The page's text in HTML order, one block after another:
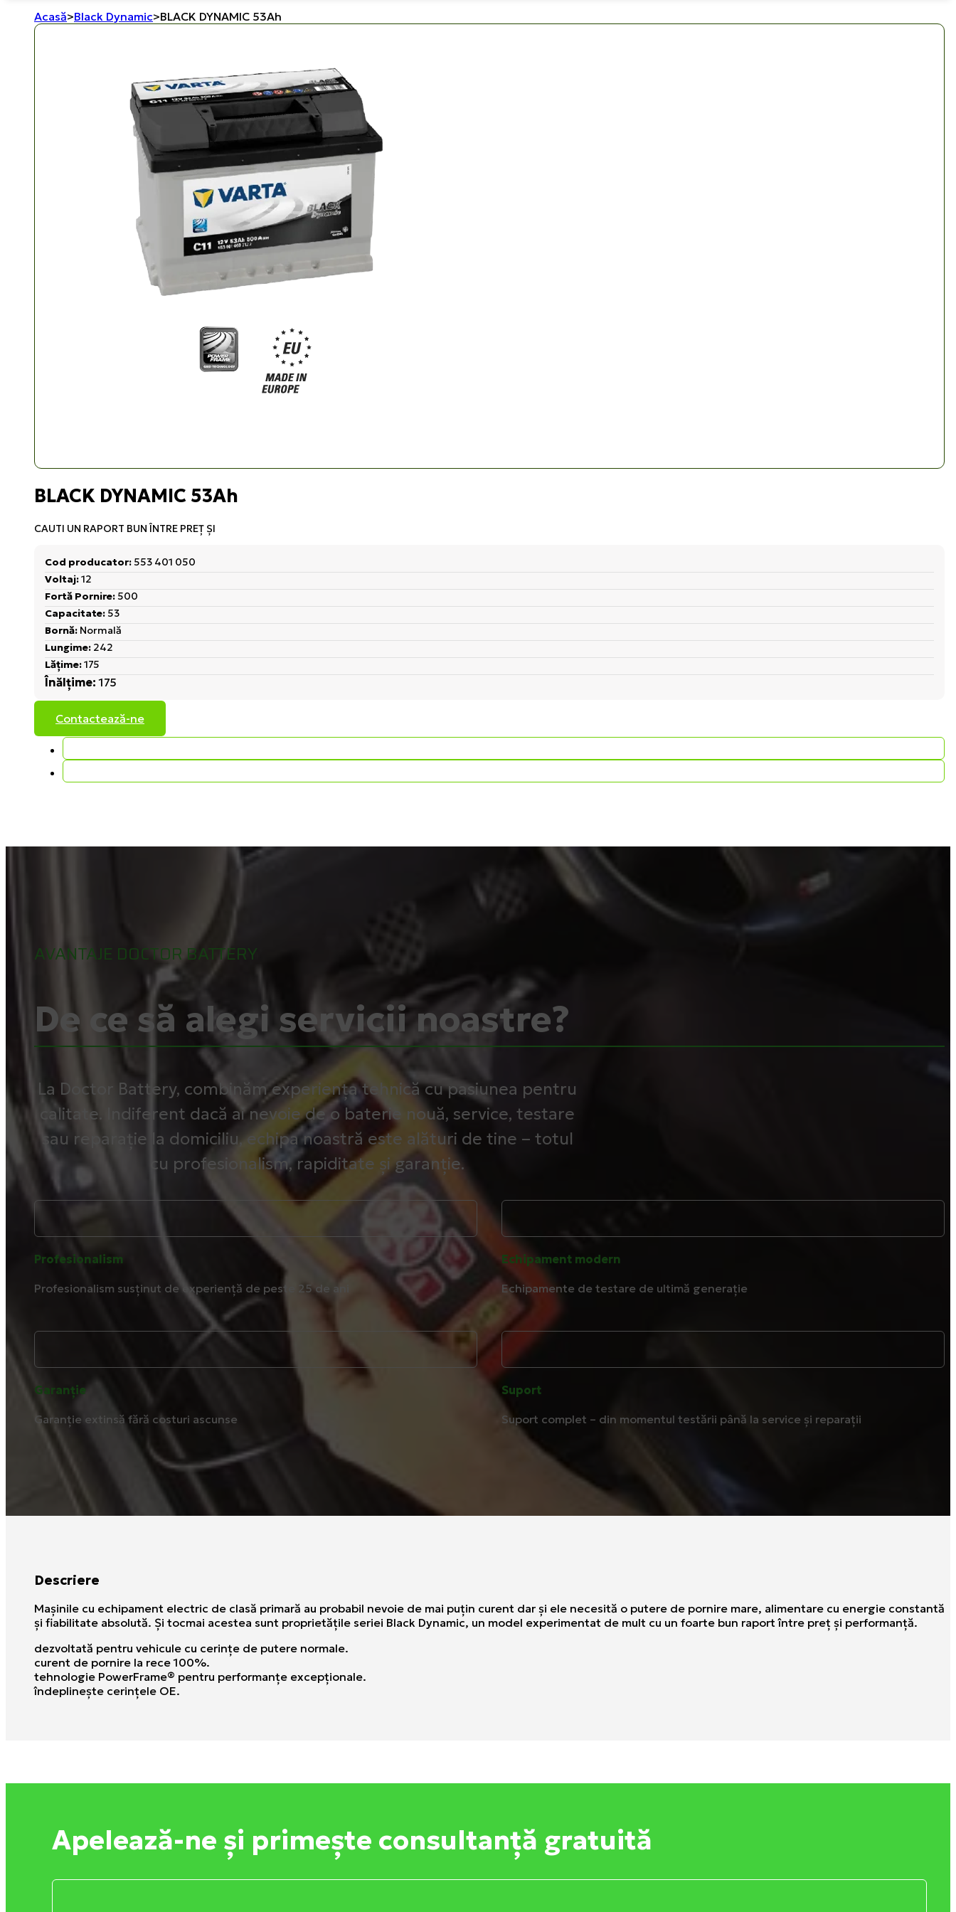
Acasă>Black Dynamic>BLACK DYNAMIC 53Ah
BLACK DYNAMIC 53Ah
CAUTI UN RAPORT BUN ÎNTRE PREŢ ŞI
Cod producator: 553 401 050
Voltaj:12
Fortă Pornire: 500
Capacitate: 53
Bornă: Normală
Lungime: 242
Lățime:175
Înălțime: 175
Contactează-ne
AVANTAJE DOCTOR BATTERY
De ce să alegi servicii noastre?
La Doctor Battery, combinăm experiența tehnică cu pasiunea pentru
calitate. Indiferent dacă ai nevoie de o baterie nouă, service, testare
sau reparație la domiciliu, echipa noastră este alături de tine – totul
cu profesionalism, rapiditate și garanție.
Profesionalism
Profesionalism susținut de experiență de peste 25 de ani
Echipament modern
Echipamente de testare de ultimă generație
Garanție
Garanție extinsă fără costuri ascunse
Suport
Suport complet – din momentul testării până la service și reparații
Descriere
Maşinile cu echipament electric de clasă primară au probabil nevoie de mai puţin curent dar şi ele necesită o putere de pornire mare, alimentare cu energie constantă
şi fiabilitate absolută. Şi tocmai acestea sunt proprietăţile seriei Black Dynamic, un model experimentat de mult cu un foarte bun raport între preţ şi performanţă.
dezvoltată pentru vehicule cu cerinţe de putere normale.
curent de pornire la rece 100%.
tehnologie PowerFrame® pentru performanţe excepţionale.
îndeplineşte cerinţele OE.
Apelează-ne și primește consultanță gratuită